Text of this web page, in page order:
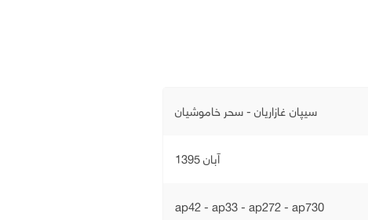
سیپان غازاریان - سحر خاموشیان
آبان 1395
ap42 - ap33 - ap272 - ap730